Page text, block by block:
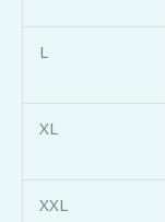
L
XL
XXL